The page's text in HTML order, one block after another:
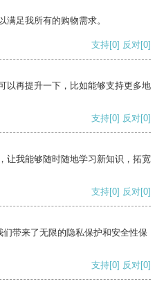
满足我所有的购物需求。
支持[0] 反对[0]
以再提升一下，比如能够支持更多地
支持[0] 反对[0]
让我能够随时随地学习新知识，拓宽
支持[0] 反对[0]
带来了无限的隐私保护和安全性保
支持[0] 反对[0]